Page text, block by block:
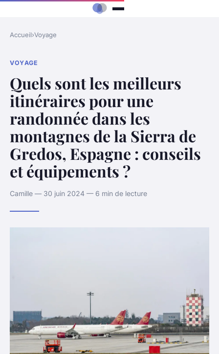
Accueil›Voyage
VOYAGE
Quels sont les meilleurs
itinéraires pour une
randonnée dans les
montagnes de la Sierra de
Gredos, Espagne : conseils
et équipements ?
Camille — 30 juin 2024 — 6 min de lecture